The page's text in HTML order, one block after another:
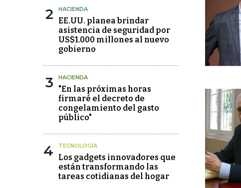
2 HACIENDA
EE.UU. planea brindar
asistencia de seguridad por
US$1.000 millones al nuevo
gobierno
3 HACIENDA
"En las próximas horas
firmaré el decreto de
congelamiento del gasto
público"
4 TECNOLOGÍA
Los gadgets innovadores que
están transformando las
tareas cotidianas del hogar